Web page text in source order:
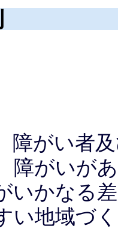
障がい者
障がいが
いかなる
い地域づ